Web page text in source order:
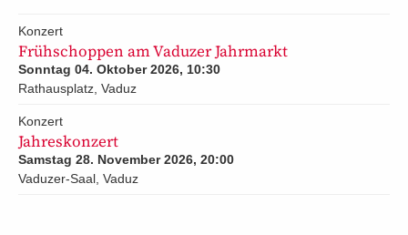
Konzert
Frühschoppen am Vaduzer Jahrmarkt
Sonntag 04. Oktober 2026, 10:30
Rathausplatz, Vaduz
Konzert
Jahreskonzert
Samstag 28. November 2026, 20:00
Vaduzer-Saal, Vaduz